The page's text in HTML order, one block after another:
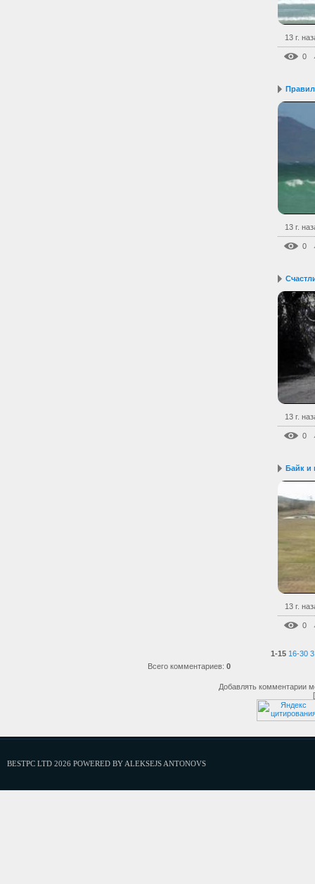
13 г.
0
13 г.
0
13 г.
0
Байк и
13 г.
0
1-15 16-30
Всего комментариев: 0
Добавлять комментарии
BESTPC LTD 2026 POWERED BY ALEKSEJS ANTONOVS